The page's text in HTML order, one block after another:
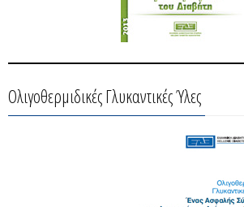
Ολιγοθερμιδικές Γλυκαντικές Ύλες